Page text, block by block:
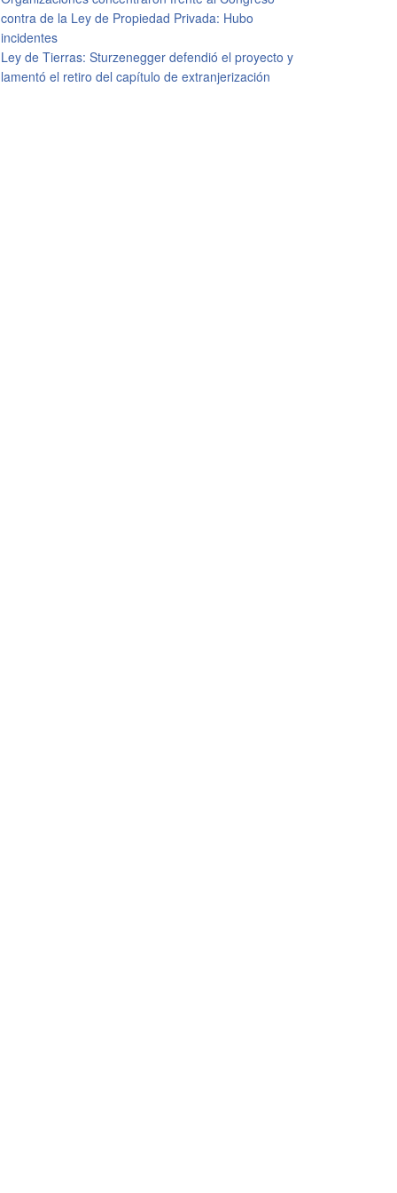
contra de la Ley de Propiedad Privada: Hubo
incidentes
Ley de Tierras: Sturzenegger defendió el proyecto y
lamentó el retiro del capítulo de extranjerización